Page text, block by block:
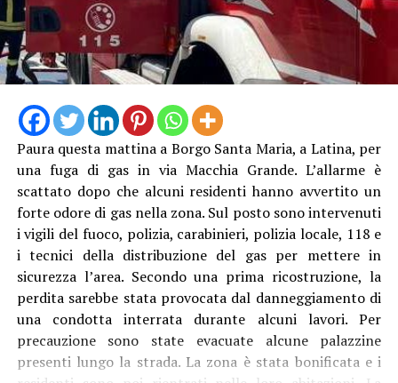
Paura questa mattina a Borgo Santa Maria, a Latina, per
una fuga di gas in via Macchia Grande. L’allarme è
scattato dopo che alcuni residenti hanno avvertito un
forte odore di gas nella zona. Sul posto sono intervenuti
i vigili del fuoco, polizia, carabinieri, polizia locale, 118 e
i tecnici della distribuzione del gas per mettere in
sicurezza l’area. Secondo una prima ricostruzione, la
perdita sarebbe stata provocata dal danneggiamento di
una condotta interrata durante alcuni lavori. Per
precauzione sono state evacuate alcune palazzine
presenti lungo la strada. La zona è stata bonificata e i